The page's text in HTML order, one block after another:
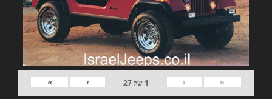
«
‹
1 של27
›
»